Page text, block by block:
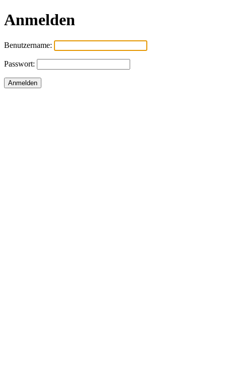
Anmelden
Benutzername:
Passwort: